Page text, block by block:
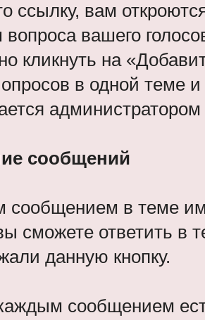
ссылку, вам
вопроса вашего
кликнуть на
в одной теме и
сообщений
в теме
сможете ответить в
данную кнопку.
сообщением